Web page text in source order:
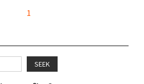
1
SEEK